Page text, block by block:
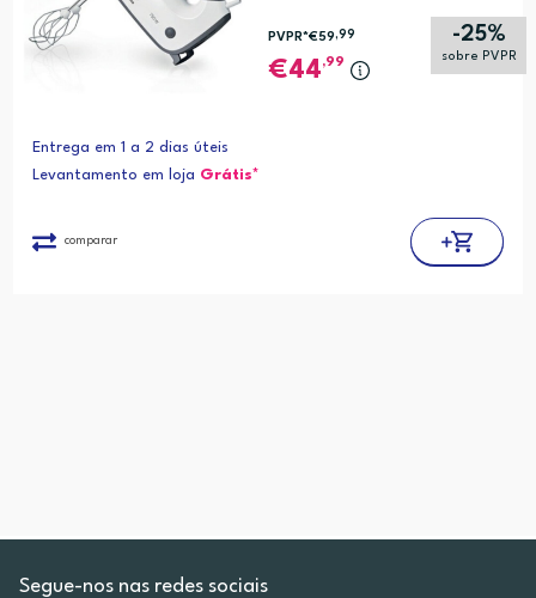
-25%
sobre PVPR
PVPR*€59,99
44,99
Entrega em 1 a 2 dias úteis
Levantamento em loja Grátis*
comparar
Segue-nos nas redes sociais